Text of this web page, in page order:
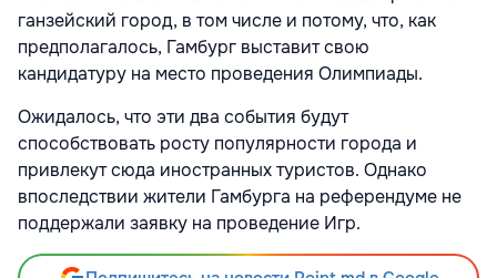
ганзейский город, в том числе и потому, что, как
предполагалось, Гамбург выставит свою
кандидатуру на место проведения Олимпиады.
Ожидалось, что эти два события будут
способствовать росту популярности города и
привлекут сюда иностранных туристов. Однако
впоследствии жители Гамбурга на референдуме не
поддержали заявку на проведение Игр.